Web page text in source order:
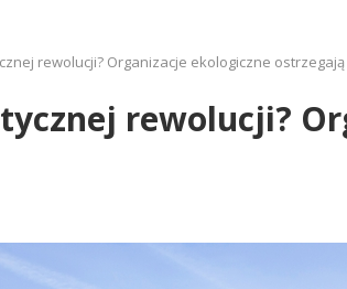
rewolucji? Organizacje ekologiczne ostrzegają
rewolucji?